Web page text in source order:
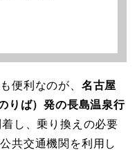
便利なのが、 名古屋
りば）発の長島温泉行
し、乗り換えの必要
共交通機関を利用し